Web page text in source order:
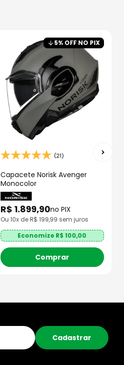
5% OFF NO PIX
(21)
Capacete Norisk Avenger
Monocolor
R$ 1.899,90no PIX
Ou 10x de R$ 199,99 sem juros
Economize R$100,00
Comprar
Cadastrar